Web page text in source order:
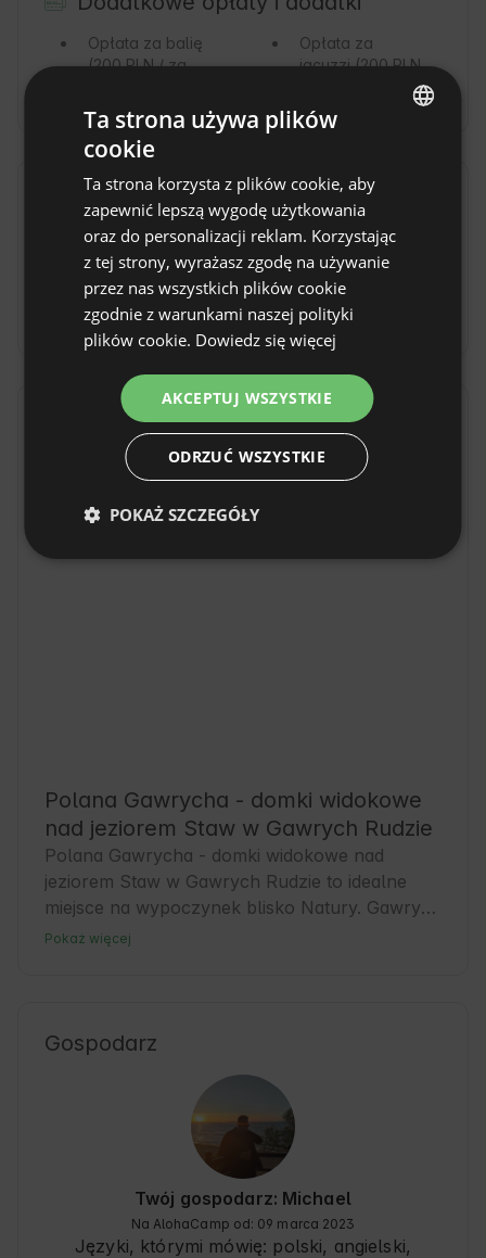
Opłata za balię
(200 PLN / za
Opłata za
jacuzzi(200 PLN
Zasady obiektu
Godzina zameldowania: Od 16:00
Godzina wymeldowania: Do 10:00
Rezerwacja bezzwrotna
Lokalizacja
Gawrych Ruda, woj. podlaskie, Polska
Polana Gawrycha - domki widokowe
nad jeziorem Staw w Gawrych Rudzie
Polana Gawrycha - domki widokowe nad
jeziorem Staw w Gawrych Rudzie to idealne
miejsce na wypoczynek blisko Natury. Gawrych
Ruda to spokojna wieś w województwie
okolicy znajdziesz wiele tras spacerowych i
kajakarstwa. Region słynie z bogactwa flory i
fauny, co czyni go atrakcyjnym dla miłośników
przyrody i aktywnego wypoczynku.
Pokaż więcej
Gospodarz
Twój gospodarz: Michael
Na AlohaCamp od: 09 marca 2023
Języki, którymi mówię: polski, angielski,
SPANISH
GERMAN
DUTCH
Ta strona używa plików
cookie
Ta strona korzysta z plików cookie, aby
zapewnić lepszą wygodę użytkowania
oraz do personalizacji reklam. Korzystając
z tej strony, wyrażasz zgodę na używanie
przez nas wszystkich plików cookie
zgodnie z warunkami naszej polityki
plików cookie. Dowiedz się więcej
AKCEPTUJ WSZYSTKIE
ODRZUĆ WSZYSTKIE
POKAŻ SZCZEGÓŁY